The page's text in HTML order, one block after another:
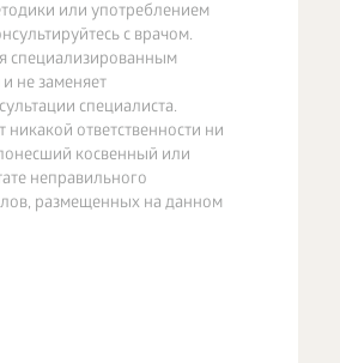
или употреблением
с врачом.
специализированным
не заменяет
специалиста.
никакой ответственности ни
косвенный или
неправильного
размещенных на данном